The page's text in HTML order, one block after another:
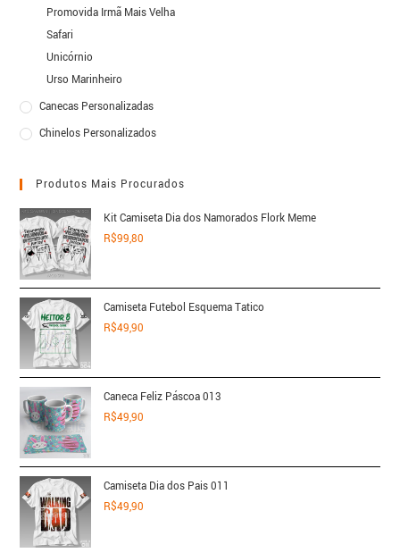
Promovida Irmã Mais Velha
Safari
Unicórnio
Urso Marinheiro
Canecas Personalizadas
Chinelos Personalizados
Produtos Mais Procurados
Kit Camiseta Dia dos Namorados Flork Meme
R$99,80
Camiseta Futebol Esquema Tatico
R$49,90
Caneca Feliz Páscoa 013
R$49,90
Camiseta Dia dos Pais 011
R$49,90